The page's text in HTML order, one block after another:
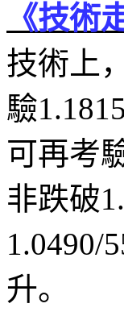
《技術
技術上
驗1.1815
可再考
非跌破
1.0490/
升。